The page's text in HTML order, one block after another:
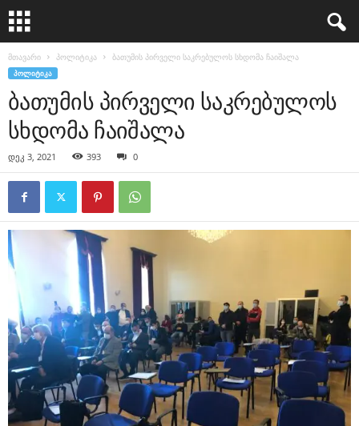
მთავარი პოლიტიკა ბათუმის პირველი საკრებულოს სხდომა ჩაიშალა
ᲞᲝᲚᲘᲢᲘᲙᲐ
ბათუმის პირველი საკრებულოს
სხდომა ჩაიშალა
დეკ 3, 2021 393 0